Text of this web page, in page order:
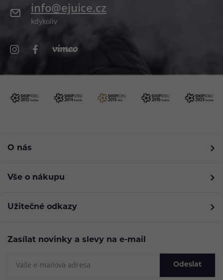
info@ejuice.cz
kdykoliv
O nás
Vše o nákupu
Užitečné odkazy
Zasílat novinky a slevy na e-mail
Odeslat